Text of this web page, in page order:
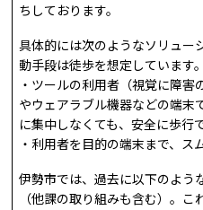
ちしております。
具体的には次のようなソリュー
動手段は徒歩を想定しています。
・ツールの利用者（視覚に障
やウェアラブル機器などの端末
に集中しなくても、安全に歩行
・利用者を目的の端末まで、ス
伊勢市では、過去に以下のよう
（他課の取り組みも含む）。